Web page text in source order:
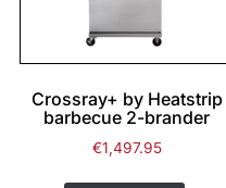
Crossray+ by Heatstrip
barbecue 2-brander
€1,497.95